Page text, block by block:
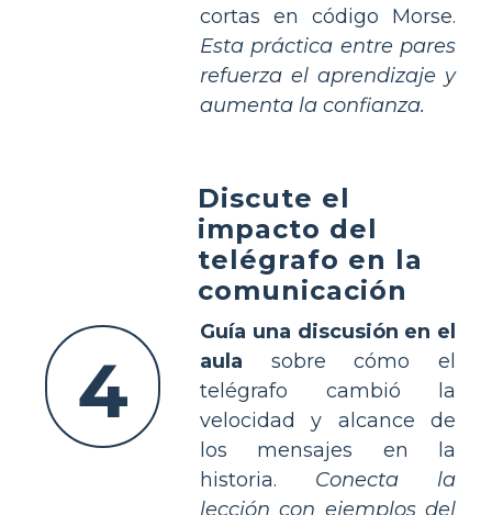
cortas en código Morse.
Esta práctica entre pares
refuerza el aprendizaje y
aumenta la confianza.
4
Discute el
impacto del
telégrafo en la
comunicación
Guía una discusión en el
aula sobre cómo el
telégrafo cambió la
velocidad y alcance de
los mensajes en la
historia. Conecta la
lección con ejemplos del